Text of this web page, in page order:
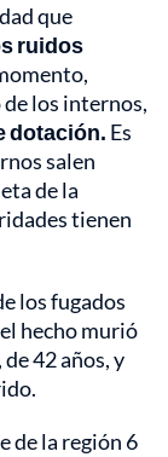
que
ruidos
de los internos,
dotación. Es
salen
de la
tienen
los fugados
hecho murió
42 años, y
de la región 6